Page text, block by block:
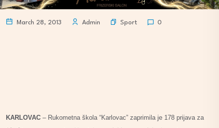
March 28, 2013 Admin Sport 0
KARLOVAC – Rukometna škola “Karlovac” zaprimila je 178 prijava za